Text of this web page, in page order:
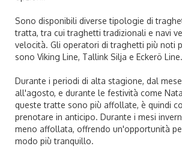
Sono disponibili diverse tipologie di
tratta, tra cui traghetti tradizionali e navi
velocità. Gli operatori di traghetti più noti
sono Viking Line, Tallink Silja e Eckerö Line.
Durante i periodi di alta stagione, dal
all'agosto, e durante le festività come
queste tratte sono più affollate, è quindi
prenotare in anticipo. Durante i mesi
meno affollata, offrendo un'opportunità
modo più tranquillo.